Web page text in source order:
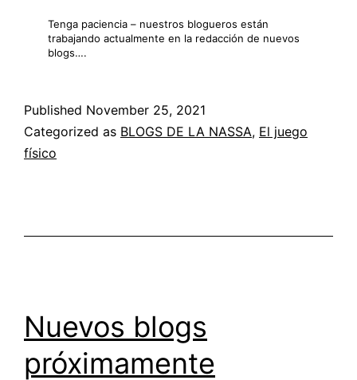
Tenga paciencia – nuestros blogueros están
trabajando actualmente en la redacción de nuevos
blogs….
Published November 25, 2021
Categorized as BLOGS DE LA NASSA, El juego
físico
Nuevos blogs
próximamente